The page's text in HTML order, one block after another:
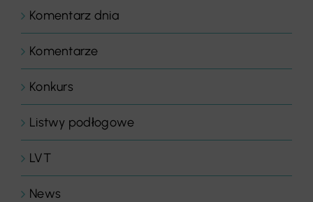
Komentarz dnia
Komentarze
Konkurs
Listwy podłogowe
LVT
News